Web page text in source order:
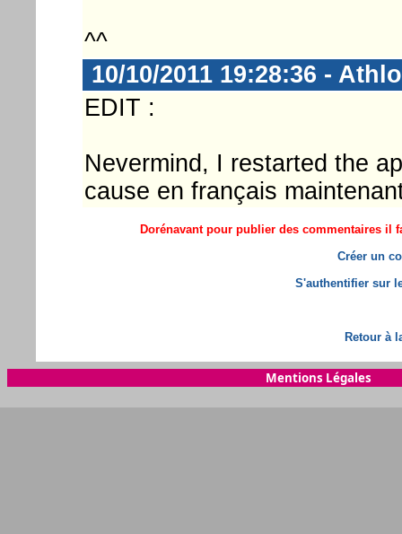
^^
10/10/2011 19:28:36 -
EDIT :
Nevermind, I restarted the
cause en français
Dorénavant pour publier des commentaires il
Créer un
S'authentifier sur
Retour à
Mentions Légales